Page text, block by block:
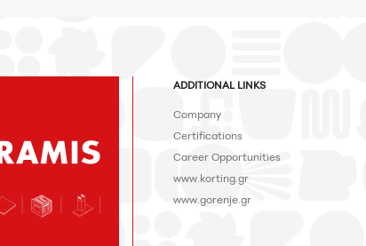
ADDITIONAL LINKS
Company
Certifications
Career Opportunities
www.korting.gr
www.gorenje.gr